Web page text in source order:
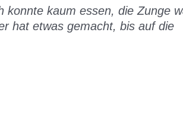
konnte kaum essen, die Zunge
hat etwas gemacht, bis auf die